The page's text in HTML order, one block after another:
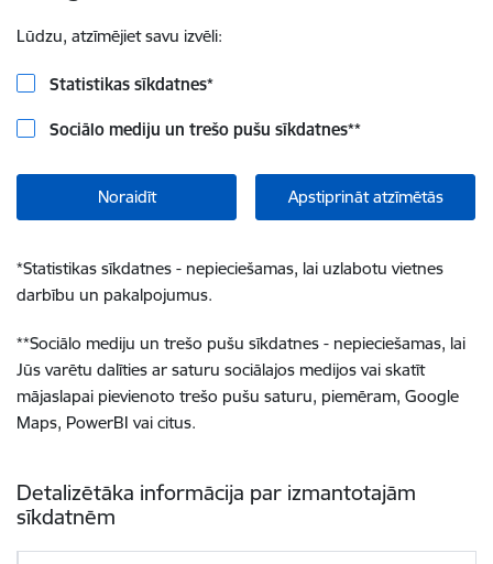
Lūdzu, atzīmējiet savu izvēli:
Statistikas sīkdatnes*
Sociālo mediju un trešo pušu sīkdatnes**
Noraidīt Apstiprināt atzīmētās
*Statistikas sīkdatnes - nepieciešamas, lai uzlabotu vietnes
darbību un pakalpojumus.
**Sociālo mediju un trešo pušu sīkdatnes - nepieciešamas, lai
Jūs varētu dalīties ar saturu sociālajos medijos vai skatīt
mājaslapai pievienoto trešo pušu saturu, piemēram, Google
Maps, PowerBI vai citus.
Detalizētāka informācija par izmantotajām
sīkdatnēm